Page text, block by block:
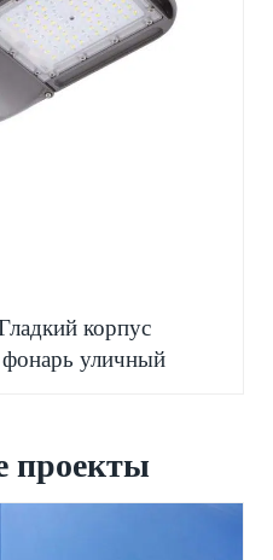
корпус
уличный
проекты